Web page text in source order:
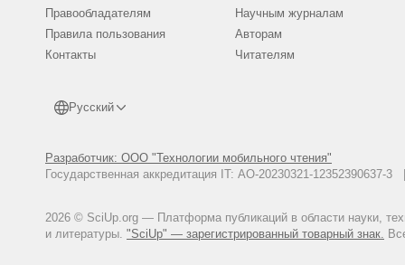
Правообладателям
Правила пользования
Контакты
Русский
Разработчик: ООО "Технологии мобильного чтения"
Государственная аккредитация IT: АО-20230321-
2026 © SciUp.org — Платформа публикаций в области науки,
и литературы. "SciUp" — зарегистрированный товарный знак.
Научным журналам
Авторам
Читателям